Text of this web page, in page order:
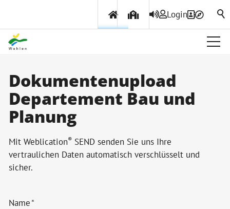
Login
Über Wohlen
Politik & Verwaltung
Themen & Services
Dokumentenupload
Departement Bau und
Planung
Mit Weblication® SEND senden Sie uns Ihre
vertraulichen Daten automatisch verschlüsselt und
sicher.
Name*